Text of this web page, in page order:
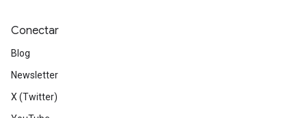
Conectar
Blog
Newsletter
X (Twitter)